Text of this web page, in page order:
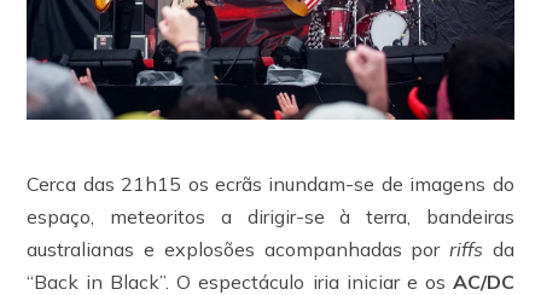
Cerca das 21h15 os ecrãs inundam-se de imagens do
espaço, meteoritos a dirigir-se à terra, bandeiras
australianas e explosões acompanhadas por riffs da
“Back in Black”. O espectáculo iria iniciar e os AC/DC